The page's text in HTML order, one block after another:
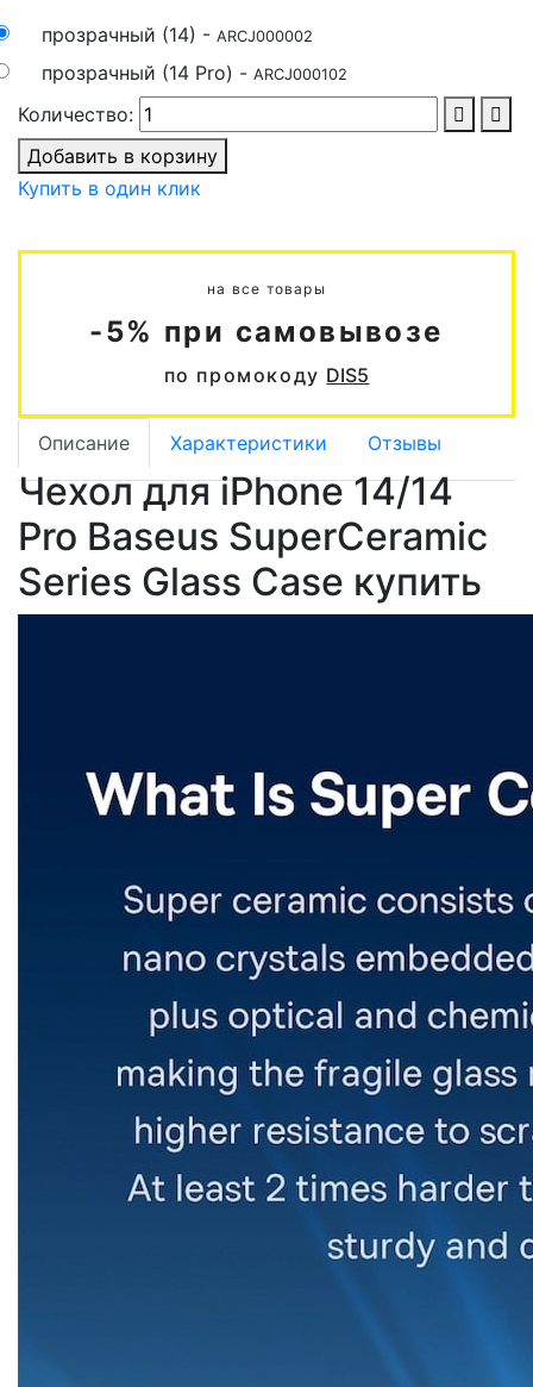
прозрачный (14) - ARCJ000002
прозрачный (14 Pro) - ARCJ000102
Количество:
Добавить в корзину
Купить в один клик
на все товары
-5% при самовывозе
по промокоду DIS5
Описание Характеристики Отзывы
Чехол для iPhone 14/14
Pro Baseus SuperCeramic
Series Glass Case купить